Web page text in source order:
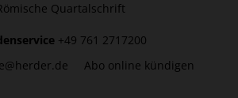
Quartalschrift
+49 761 2717200
Abo online kündigen